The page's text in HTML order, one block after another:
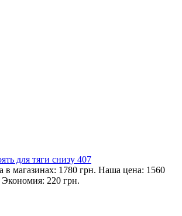
для тяги снизу 407
в магазинах: 1780 грн. Наша цена: 1560
Экономия: 220 грн.